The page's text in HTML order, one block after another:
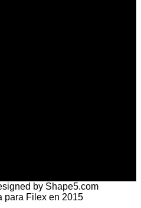
by Shape5.com
para Filex en 2015